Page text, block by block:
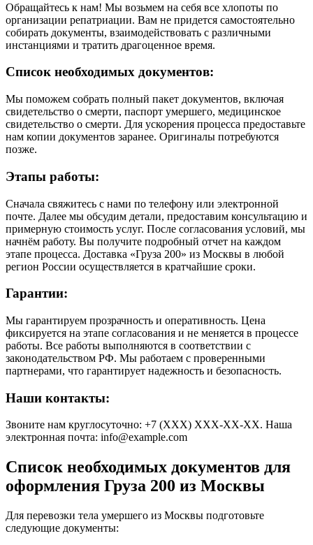
Обращайтесь к нам! Мы возьмем на себя все хлопоты по
организации репатриации. Вам не придется самостоятельно
собирать документы, взаимодействовать с различными
инстанциями и тратить драгоценное время.
Список необходимых документов:
Мы поможем собрать полный пакет документов, включая
свидетельство о смерти, паспорт умершего, медицинское
свидетельство о смерти. Для ускорения процесса предоставьте
нам копии документов заранее. Оригиналы потребуются
позже.
Этапы работы:
Сначала свяжитесь с нами по телефону или электронной
почте. Далее мы обсудим детали, предоставим консультацию и
примерную стоимость услуг. После согласования условий, мы
начнём работу. Вы получите подробный отчет на каждом
этапе процесса. Доставка «Груза 200» из Москвы в любой
регион России осуществляется в кратчайшие сроки.
Гарантии:
Мы гарантируем прозрачность и оперативность. Цена
фиксируется на этапе согласования и не меняется в процессе
работы. Все работы выполняются в соответствии с
законодательством РФ. Мы работаем с проверенными
партнерами, что гарантирует надежность и безопасность.
Наши контакты:
Звоните нам круглосуточно: +7 (XXX) XXX-XX-XX. Наша
электронная почта: info@example.com
Список необходимых документов для
оформления Груза 200 из Москвы
Для перевозки тела умершего из Москвы подготовьте
следующие документы: